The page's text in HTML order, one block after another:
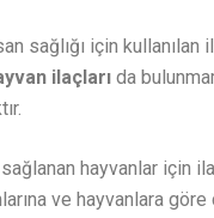
sağlığı için
ilaçları da
sağlanan hayvanlar için
ve hayvanlara